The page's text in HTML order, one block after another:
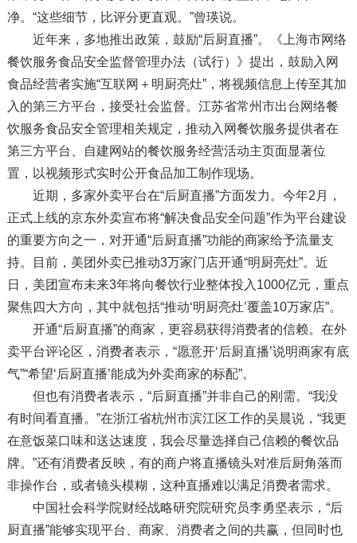
净。“这些细节，比评分更直观。”曾瑛说。
近年来，多地推出政策，鼓励“后厨直播”。《上海市网络
餐饮服务食品安全监督管理办法（试行）》提出，鼓励入网
食品经营者实施“互联网＋明厨亮灶”，将视频信息上传至其加
入的第三方平台，接受社会监督。江苏省常州市出台网络餐
饮服务食品安全管理相关规定，推动入网餐饮服务提供者在
第三方平台、自建网站的餐饮服务经营活动主页面显著位
置，以视频形式实时公开食品加工制作现场。
近期，多家外卖平台在“后厨直播”方面发力。今年2月，
正式上线的京东外卖宣布将“解决食品安全问题”作为平台建设
的重要方向之一，对开通“后厨直播”功能的商家给予流量支
持。目前，美团外卖已推动3万家门店开通“明厨亮灶”。近
日，美团宣布未来3年将向餐饮行业整体投入1000亿元，重点
聚焦四大方向，其中就包括“推动‘明厨亮灶’覆盖10万家店”。
开通“后厨直播”的商家，更容易获得消费者的信赖。在外
卖平台评论区，消费者表示，“愿意开‘后厨直播’说明商家有底
气”“希望‘后厨直播’能成为外卖商家的标配”。
但也有消费者表示，“后厨直播”并非自己的刚需。“我没
有时间看直播。”在浙江省杭州市滨江区工作的吴晨说，“我更
在意饭菜口味和送达速度，我会尽量选择自己信赖的餐饮品
牌。”还有消费者反映，有的商户将直播镜头对准后厨角落而
非操作台，或者镜头模糊，这种直播难以满足消费者需求。
中国社会科学院财经战略研究院研究员李勇坚表示，“后
厨直播”能够实现平台、商家、消费者之间的共赢，但同时也